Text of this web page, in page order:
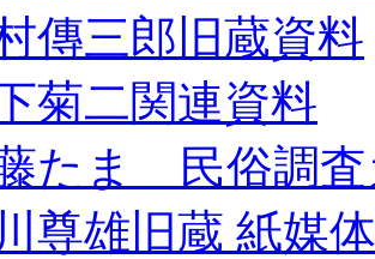
傳三郎旧蔵資料
菊二関連資料
たま 民俗調査
尊雄旧蔵 紙媒